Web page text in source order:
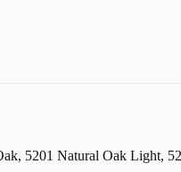
5201 Natural Oak Light,